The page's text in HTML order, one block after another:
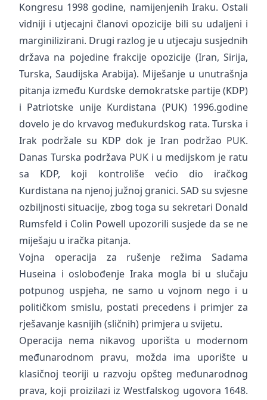
Kongresu 1998 godine, namijenjenih Iraku. Ostali
vidniji i utjecajni članovi opozicije bili su udaljeni i
marginilizirani. Drugi razlog je u utjecaju susjednih
država na pojedine frakcije opozicije (Iran, Sirija,
Turska, Saudijska Arabija). Miješanje u unutrašnja
pitanja između Kurdske demokratske partije (KDP)
i Patriotske unije Kurdistana (PUK) 1996.godine
dovelo je do krvavog međukurdskog rata. Turska i
Irak podržale su KDP dok je Iran podržao PUK.
Danas Turska podržava PUK i u medijskom je ratu
sa KDP, koji kontroliše većio dio iračkog
Kurdistana na njenoj južnoj granici. SAD su svjesne
ozbiljnosti situacije, zbog toga su sekretari Donald
Rumsfeld i Colin Powell upozorili susjede da se ne
miješaju u iračka pitanja.
Vojna operacija za rušenje režima Sadama
Huseina i oslobođenje Iraka mogla bi u slučaju
potpunog uspjeha, ne samo u vojnom nego i u
političkom smislu, postati precedens i primjer za
rješavanje kasnijih (sličnih) primjera u svijetu.
Operacija nema nikavog uporišta u modernom
međunarodnom pravu, možda ima uporište u
klasičnoj teoriji u razvoju opšteg međunarodnog
prava, koji proizilazi iz Westfalskog ugovora 1648.